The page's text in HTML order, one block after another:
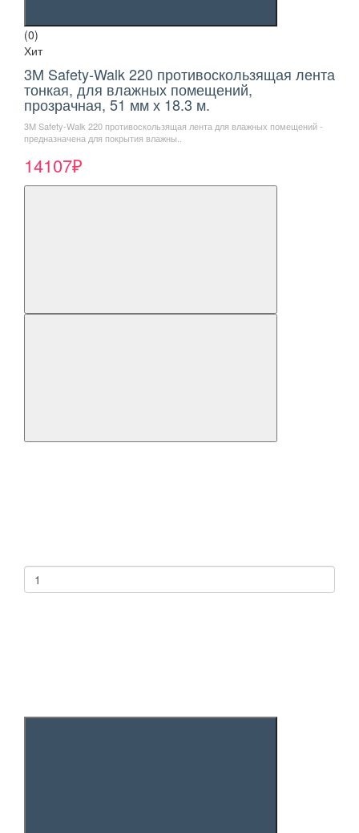
(0)
Хит
3M Safety-Walk 220 противоскользящая лента
тонкая, для влажных помещений,
прозрачная, 51 мм х 18.3 м.
3M Safety-Walk 220 противоскользящая лента для влажных помещений -
предназначена для покрытия влажны..
14107₽